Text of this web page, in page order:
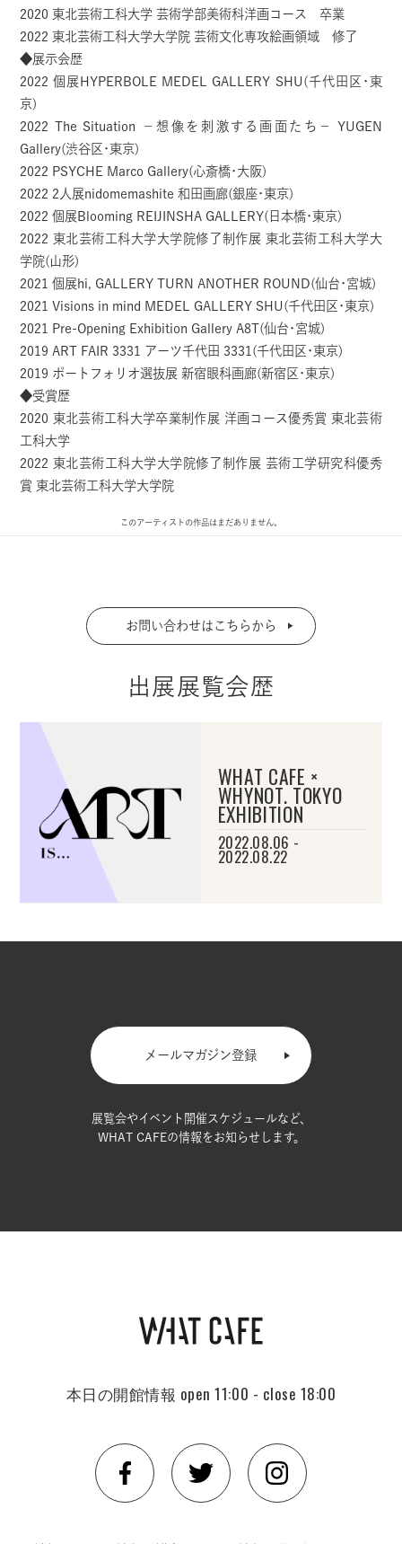
2020 東北芸術工科大学 芸術学部美術科洋画コース 卒業
2022 東北芸術工科大学大学院 芸術文化専攻絵画領域 修了
◆展示会歴
2022 個展HYPERBOLE MEDEL GALLERY SHU(千代田区･東
京)
2022 The Situation －想像を刺激する画面たち－ YUGEN
Gallery(渋谷区･東京)
2022 PSYCHE Marco Gallery(心斎橋･大阪)
2022 2人展nidomemashite 和田画廊(銀座･東京)
2022 個展Blooming REIJINSHA GALLERY(日本橋･東京)
2022 東北芸術工科大学大学院修了制作展 東北芸術工科大学大
学院(山形)
2021 個展hi, GALLERY TURN ANOTHER ROUND(仙台･宮城)
2021 Visions in mind MEDEL GALLERY SHU(千代田区･東京)
2021 Pre-Opening Exhibition Gallery A8T(仙台･宮城)
2019 ART FAIR 3331 アーツ千代田 3331(千代田区･東京)
2019 ポートフォリオ選抜展 新宿眼科画廊(新宿区･東京)
◆受賞歴
2020 東北芸術工科大学卒業制作展 洋画コース優秀賞 東北芸術
工科大学
2022 東北芸術工科大学大学院修了制作展 芸術工学研究科優秀
賞 東北芸術工科大学大学院
このアーティストの作品はまだありません。
お問い合わせはこちらから
出展展覧会歴
WHAT CAFE ×
WHYNOT. TOKYO
EXHIBITION
2022.08.06 -
2022.08.22
メールマガジン登録
展覧会やイベント開催スケジュールなど、
WHAT CAFEの情報をお知らせします。
本日の開館情報 open 11:00 - close 18:00